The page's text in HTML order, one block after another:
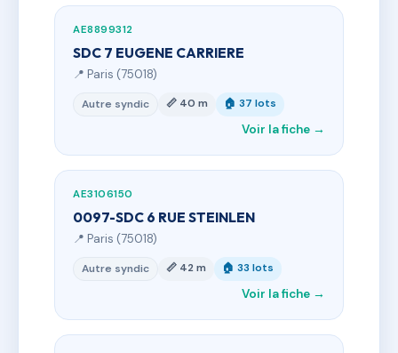
AE8899312
SDC 7 EUGENE CARRIERE
📍 Paris (75018)
Autre syndic 📏 40 m 🏠 37 lots
Voir la fiche →
AE3106150
0097-SDC 6 RUE STEINLEN
📍 Paris (75018)
Autre syndic 📏 42 m 🏠 33 lots
Voir la fiche →